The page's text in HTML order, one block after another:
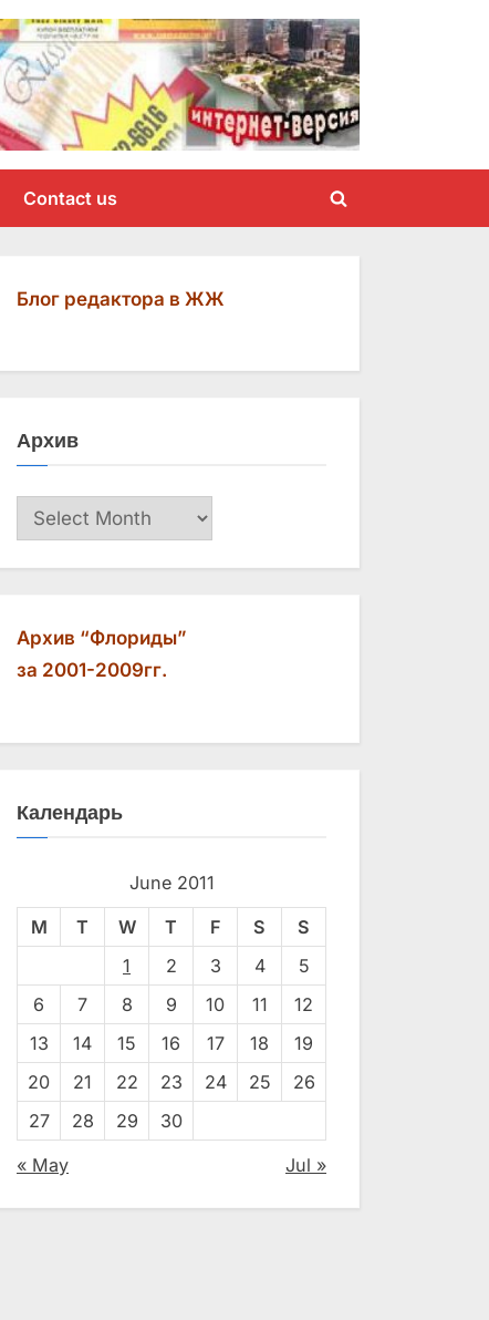
Contact us
Toggle
Блог редактора в ЖЖ
Архив
Архив
Архив “Флориды”
за 2001-2009гг.
Календарь
June 2011
M T W T F S
S
1
2 3 4
5
6
7 8 9 10 11
12
13
14 15 16 17 18
19
20
21 22 23 24 25
26
27
28 29 30
« May Jul »